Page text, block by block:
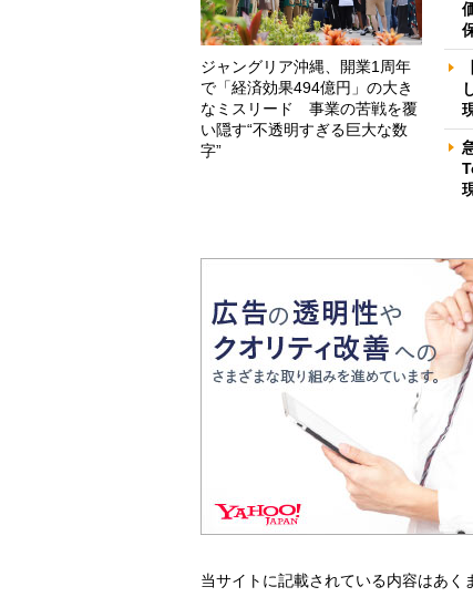
ジャングリア沖縄、開業1周年
で「経済効果494億円」の大き
なミスリード 事業の苦戦を覆
い隠す“不透明すぎる巨大な数
字”
当サイトに記載されている内容はあ